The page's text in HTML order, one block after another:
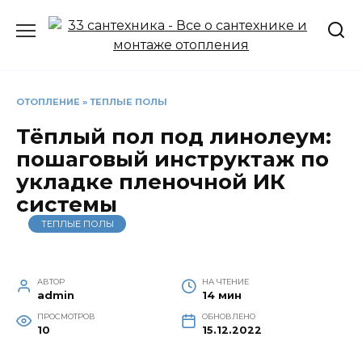
ОТОПЛЕНИЕ » ТЕПЛЫЕ ПОЛЫ
Тёплый пол под линолеум:
пошаговый инструктаж по
укладке пленочной ИК
системы
ТЕПЛЫЕ ПОЛЫ
АВТОР
admin
НА ЧТЕНИЕ
14 мин
ПРОСМОТРОВ
10
ОБНОВЛЕНО
15.12.2022